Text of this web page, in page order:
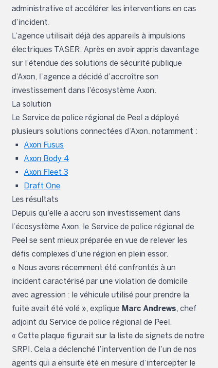
administrative et accélérer les interventions en cas
d’incident.
L’agence utilisait déjà des appareils à impulsions
électriques TASER. Après en avoir appris davantage
sur l’étendue des solutions de sécurité publique
d’Axon, l’agence a décidé d’accroître son
investissement dans l’écosystème Axon.
La solution
Le Service de police régional de Peel a déployé
plusieurs solutions connectées d’Axon, notamment :
Axon Fusus
Axon Body 4
Axon Fleet 3
Draft One
Les résultats
Depuis qu’elle a accru son investissement dans
l’écosystème Axon, le Service de police régional de
Peel se sent mieux préparée en vue de relever les
défis complexes d’une région en plein essor.
« Nous avons récemment été confrontés à un
incident caractérisé par une violation de domicile
avec agression : le véhicule utilisé pour prendre la
fuite avait été volé », explique Marc Andrews, chef
adjoint du Service de police régional de Peel.
« Cette plaque figurait sur la liste de signets de notre
SRPI. Cela a déclenché l’intervention de l’un de nos
agents qui a ensuite été en mesure d’intercepter le